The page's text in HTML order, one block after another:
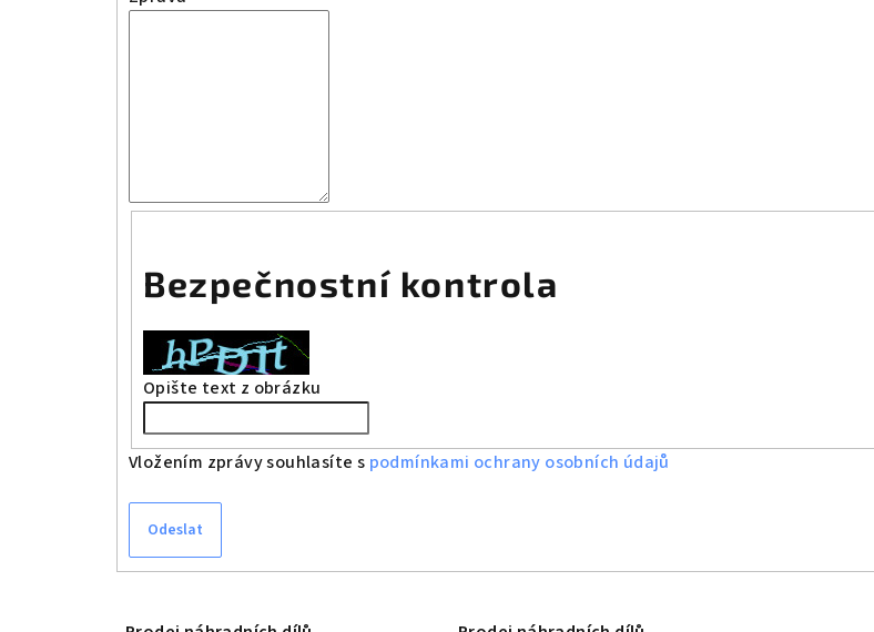
Bezpečnostní kontrola
Opište text z obrázku
Vložením zprávy souhlasíte s podmínkami ochrany osobních údajů
Odeslat